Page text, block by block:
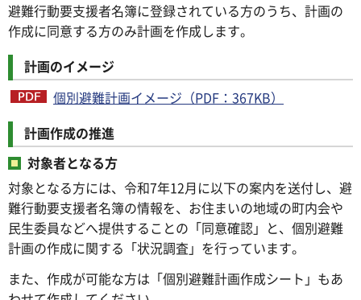
避難行動要支援者名簿に登録されている方のうち、計画の
作成に同意する方のみ計画を作成します。
計画のイメージ
個別避難計画イメージ（PDF：367KB）
計画作成の推進
対象者となる方
対象となる方には、令和7年12月に以下の案内を送付し、避
難行動要支援者名簿の情報を、お住まいの地域の町内会や
民生委員などへ提供することの「同意確認」と、個別避難
計画の作成に関する「状況調査」を行っています。
また、作成が可能な方は「個別避難計画作成シート」もあ